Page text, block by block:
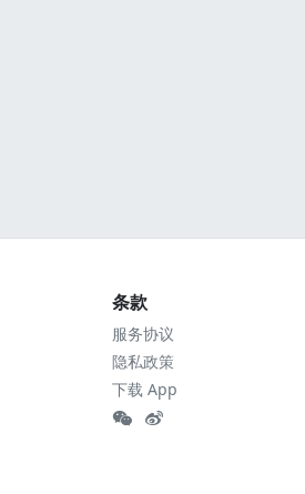
条款
服务协议
隐私政策
下载 App